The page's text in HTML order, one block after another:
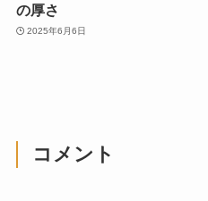
の厚さ
2025年6月6日
コメント